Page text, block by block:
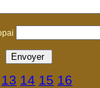
13 14 15 16